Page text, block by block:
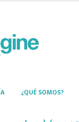
¿QUÉ SOMOS?